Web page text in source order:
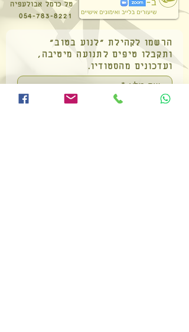
054-783-8221
טל כרמל אבולעפיה
הרשמו לקהילת "לנוע בטוב"
ותקבלו טיפים לתנועה מיטיבה,
ועדכונים מהסטודיו.